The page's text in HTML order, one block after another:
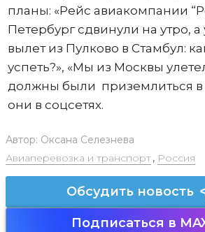
планы: «Рейс авиакомпании
Петербург сдвинули на утро, а
вылет из Пулково в Стамбул:
успеть?», «Мы из Москвы
должны были приземлиться в
они в соцсетях.
Автор: Оксана Селезнева
Авиаперевозка и транспорт, Россия
Обсудить новость
Подписаться в